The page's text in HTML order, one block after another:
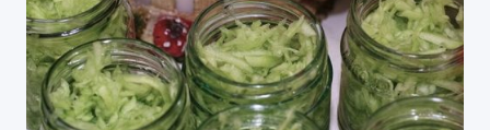
EINFACHE
UND
ORIGINELLE
VORSPEISE!